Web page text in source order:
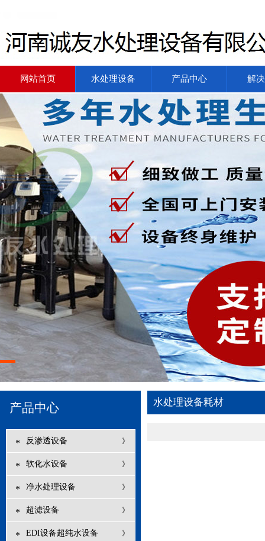
网站首页 水处理设备 产品中心 解
产品中心
* 反渗透设备 》
* 软化水设备 》
* 净水处理设备 》
* 超滤设备 》
* EDI设备超纯水设备 》
水处理设备耗材